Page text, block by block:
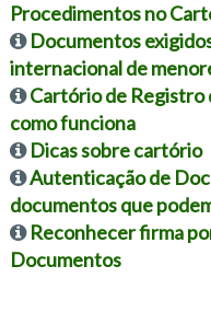
Procedimentos no
Documentos
internacional de
Cartório de Registro
como funciona
Dicas sobre cartório
Autenticação de
documentos que
Reconhecer firma
Documentos